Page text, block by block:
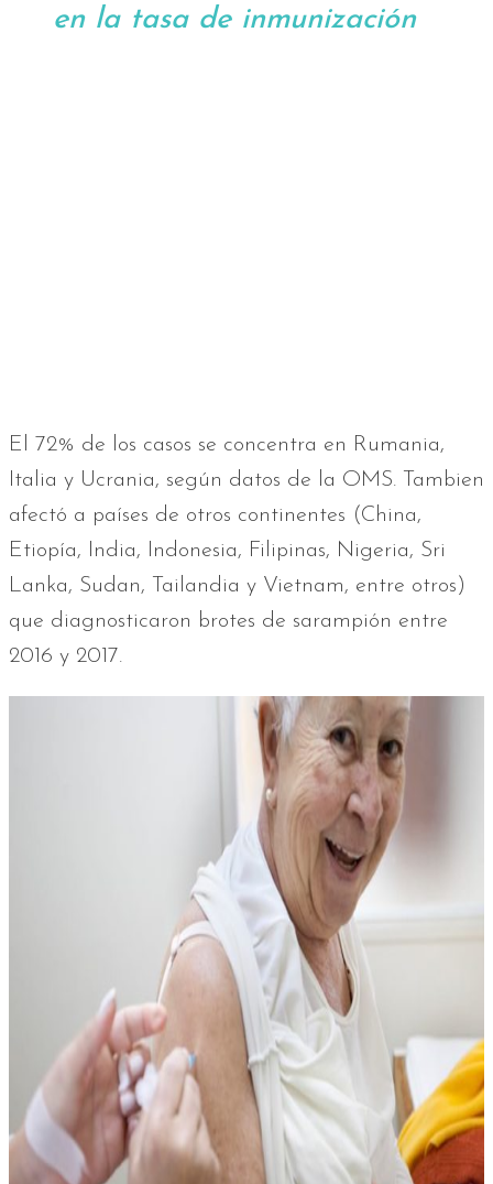
en la tasa de inmunización
El 72% de los casos se concentra en Rumania,
Italia y Ucrania, según datos de la OMS. Tambien
afectó a países de otros continentes (China,
Etiopía, India, Indonesia, Filipinas, Nigeria, Sri
Lanka, Sudan, Tailandia y Vietnam, entre otros)
que diagnosticaron brotes de sarampión entre
2016 y 2017.